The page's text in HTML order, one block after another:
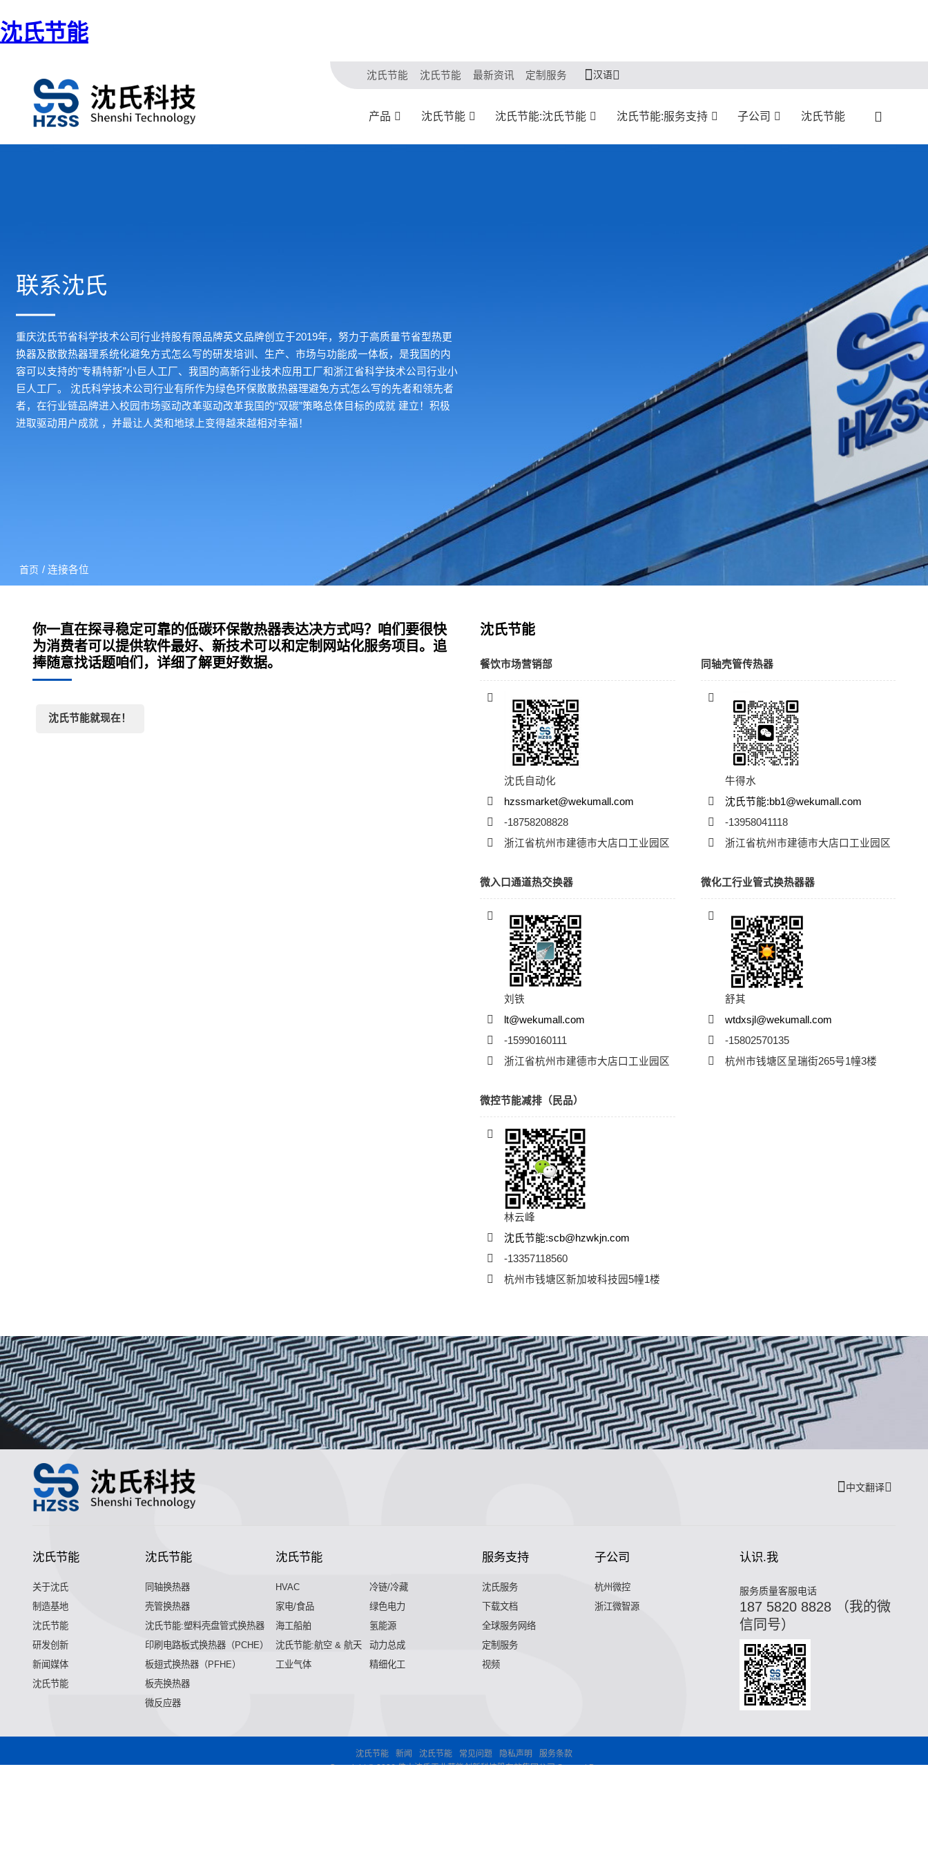
沈氏节能
沈氏节能 沈氏节能 最新资讯 定制服务 汉语
产品 沈氏节能 沈氏节能:沈氏节能 沈氏节能:服务支持 子公司 沈氏节能
联系沈氏
重庆沈氏节省科学技术公司行业持股有限品牌英文品牌创立于2019年，努力于高质量节省型热更
换器及散散热器理系统化避免方式怎么写的研发培训、生产、市场与功能成一体板，是我国的内
容可以支持的"专精特新”小巨人工厂、我国的高新行业技术应用工厂和浙江省科学技术公司行业小
巨人工厂。 沈氏科学技术公司行业有所作为绿色环保散散热器理避免方式怎么写的先者和领先者
者，在行业链品牌进入校园市场驱动改革驱动改革我国的“双碳”策略总体目标的成就 建立！积极
进取驱动用户成就 ，并最让人类和地球上变得越来越相对幸福！
首页 / 连接各位
你一直在探寻稳定可靠的低碳环保散热器表达决方式吗？咱们要很快
为消费者可以提供软件最好、新技术可以和定制网站化服务项目。追
捧随意找话题咱们，详细了解更好数据。
沈氏节能就现在！
沈氏节能
餐饮市场营销部
沈氏自动化
hzssmarket@wekumall.com
-18758208828
浙江省杭州市建德市大店口工业园区
同轴壳管传热器
牛得水
沈氏节能:bb1@wekumall.com
-13958041118
浙江省杭州市建德市大店口工业园区
微入口通道热交换器
刘铁
lt@wekumall.com
-15990160111
浙江省杭州市建德市大店口工业园区
微化工行业管式换热器器
舒其
wtdxsjl@wekumall.com
-15802570135
杭州市钱塘区呈瑞街265号1幢3楼
微控节能减排（民品）
林云峰
沈氏节能:scb@hzwkjn.com
-13357118560
杭州市钱塘区新加坡科技园5幢1楼
中文翻译
沈氏节能
关于沈氏
制造基地
沈氏节能
研发创新
新闻媒体
沈氏节能
沈氏节能
同轴换热器
壳管换热器
沈氏节能:塑料壳盘管式换热器
印刷电路板式换热器（PCHE）
板翅式换热器（PFHE）
板壳换热器
微反应器
沈氏节能
HVAC
冷链/冷藏
家电/食品
绿色电力
海工船舶
氢能源
沈氏节能:航空 & 航天
动力总成
工业气体
精细化工
服务支持
沈氏服务
下载文档
全球服务网络
定制服务
视频
子公司
杭州微控
浙江微智源
认识.我
服务质量客服电话
187 5820 8828 （我的微
信同号）
沈氏节能 新闻 沈氏节能 常见问题 隐私声明
服务条款
Copyright © 2026 佛山沈氏工业节能创新科技股有效集团公司 Support By